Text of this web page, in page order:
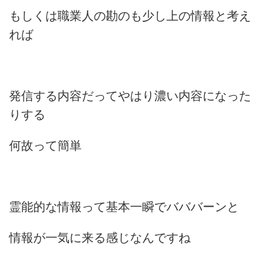
もしくは職業人の勘のも少し上の情報と考え
れば
発信する内容だってやはり濃い内容になった
りする
何故って簡単
霊能的な情報って基本一瞬でバババーンと
情報が一気に来る感じなんですね